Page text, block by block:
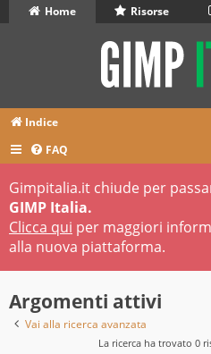
Home Risorse
Indice
FAQ
Gimpitalia.it chiude per
GIMP Italia.
Clicca qui per maggiori
alla nuova piattaforma.
Argomenti attivi
Vai alla ricerca avanzata
La ricerca ha trovato 0